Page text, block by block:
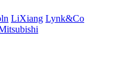
LiXiang Lynk&Co